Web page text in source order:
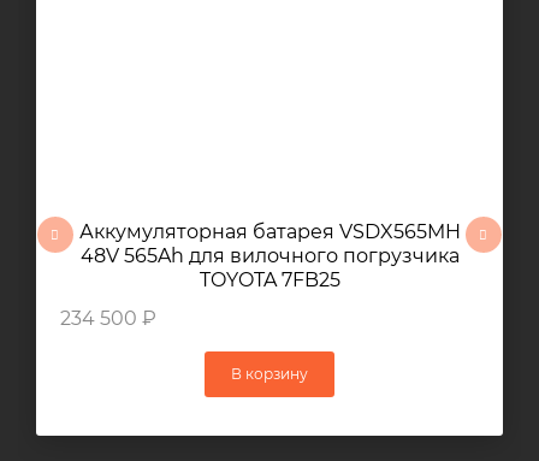
Аккумуляторная батарея VSDX565MH
48V 565Ah для вилочного погрузчика
TOYOTA 7FB25
234 500 ₽
В корзину